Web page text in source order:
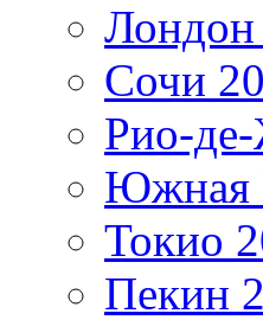
Лондон
Сочи
Рио-
Южная
Токио
Пекин